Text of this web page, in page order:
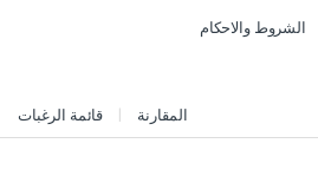
الشروط والاحكام
المقارنة
قائمة الرغبات